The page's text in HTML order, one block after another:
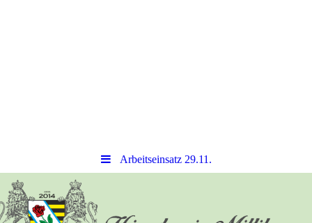
Arbeitseinsatz 29.11.